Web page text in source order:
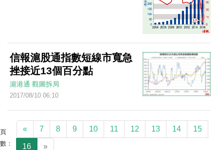
信報滬股通指數短線市寬急
挫接近13個百分點
滬港通 觀圖拆局
2017/08/10 06:10
頁
數：
« 7 8 9 10 11 12 13 14 15
16 »